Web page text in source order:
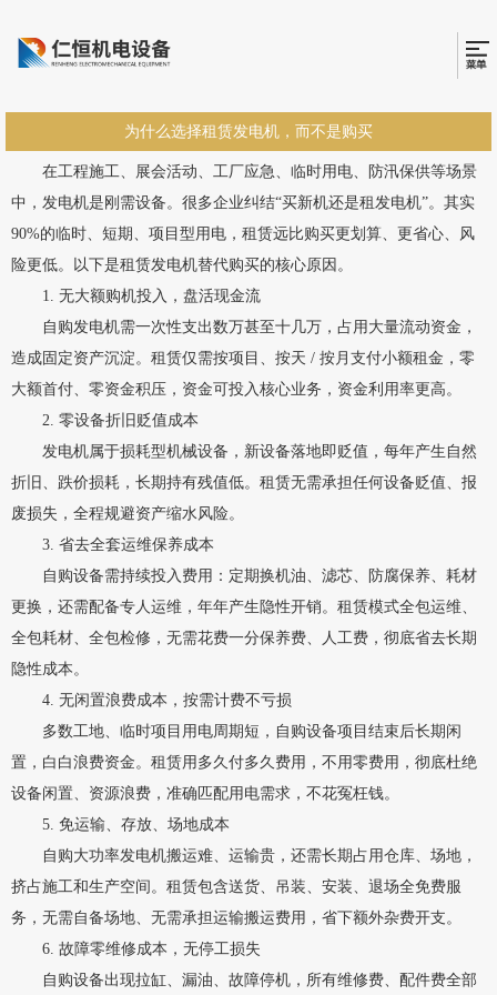
为什么选择租赁发电机，而不是购买
在工程施工、展会活动、工厂应急、临时用电、防汛保供等场景
中，发电机是刚需设备。很多企业纠结“买新机还是租发电机”。其实
90%的临时、短期、项目型用电，租赁远比购买更划算、更省心、风
险更低。以下是租赁发电机替代购买的核心原因。
1. 无大额购机投入，盘活现金流
自购发电机需一次性支出数万甚至十几万，占用大量流动资金，
造成固定资产沉淀。租赁仅需按项目、按天 / 按月支付小额租金，零
大额首付、零资金积压，资金可投入核心业务，资金利用率更高。
2. 零设备折旧贬值成本
发电机属于损耗型机械设备，新设备落地即贬值，每年产生自然
折旧、跌价损耗，长期持有残值低。租赁无需承担任何设备贬值、报
废损失，全程规避资产缩水风险。
3. 省去全套运维保养成本
自购设备需持续投入费用：定期换机油、滤芯、防腐保养、耗材
更换，还需配备专人运维，年年产生隐性开销。租赁模式全包运维、
全包耗材、全包检修，无需花费一分保养费、人工费，彻底省去长期
隐性成本。
4. 无闲置浪费成本，按需计费不亏损
多数工地、临时项目用电周期短，自购设备项目结束后长期闲
置，白白浪费资金。租赁用多久付多久费用，不用零费用，彻底杜绝
设备闲置、资源浪费，准确匹配用电需求，不花冤枉钱。
5. 免运输、存放、场地成本
自购大功率发电机搬运难、运输贵，还需长期占用仓库、场地，
挤占施工和生产空间。租赁包含送货、吊装、安装、退场全免费服
务，无需自备场地、无需承担运输搬运费用，省下额外杂费开支。
6. 故障零维修成本，无停工损失
自购设备出现拉缸、漏油、故障停机，所有维修费、配件费全部